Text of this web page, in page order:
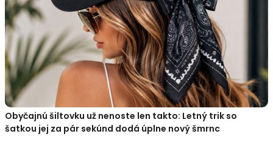
Obyčajnú šiltovku už nenoste len takto: Letný trik so
šatkou jej za pár sekúnd dodá úplne nový šmrnc